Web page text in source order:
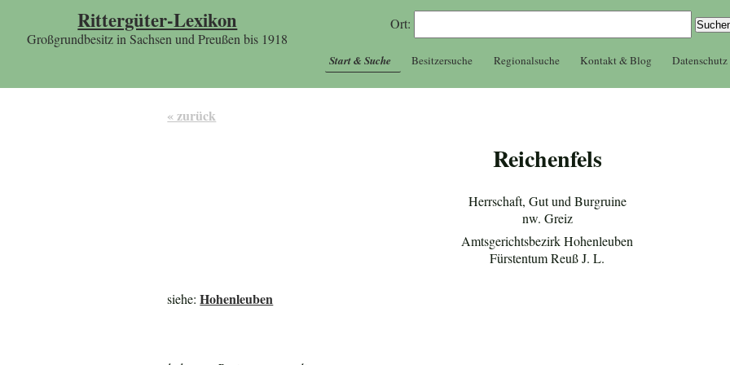
Rittergüter-Lexikon
Großgrundbesitz in Sachsen und Preußen bis 1918
Ort:
Start & Suche Besitzersuche Regionalsuche Kontakt & Blog Datenschutz
« zurück
Reichenfels
Herrschaft, Gut und Burgruine
nw. Greiz
Amtsgerichtsbezirk Hohenleuben
Fürstentum Reuß J. L.
siehe:Hohenleuben